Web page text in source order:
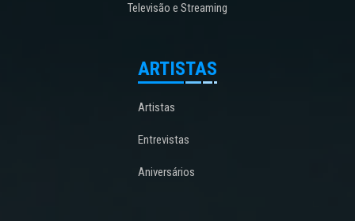
Televisão e Streaming
ARTISTAS
Artistas
Entrevistas
Aniversários